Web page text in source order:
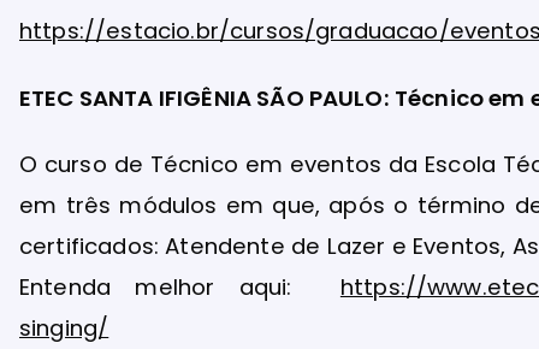
https://estacio.br/cursos/graduacao/
ETEC SANTA IFIGÊNIA SÃO PAULO: Técnico
O curso de Técnico em eventos da Escola
em três módulos em que, após o término
certificados: Atendente de Lazer e Eventos,
Entenda melhor aqui: https://
singing/